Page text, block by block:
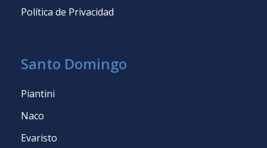
Política de Privacidad
Santo Domingo
Piantini
Naco
Evaristo